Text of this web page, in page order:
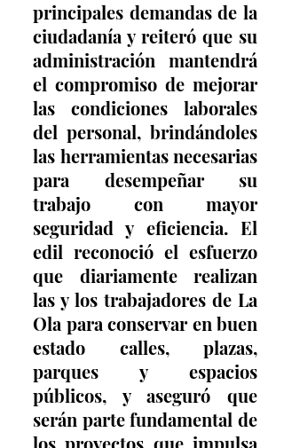
principales demandas de la
ciudadanía y reiteró que su
administración mantendrá
el compromiso de mejorar
las condiciones laborales
del personal, brindándoles
las herramientas necesarias
para desempeñar su
trabajo con mayor
seguridad y eficiencia. El
edil reconoció el esfuerzo
que diariamente realizan
las y los trabajadores de La
Ola para conservar en buen
estado calles, plazas,
parques y espacios
públicos, y aseguró que
serán parte fundamental de